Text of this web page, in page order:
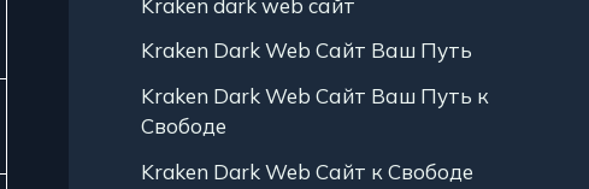
Kraken Dark Web Сайт Ваш Путь
Kraken Dark Web Сайт Ваш Путь к
Свободе
Kraken Dark Web Сайт к Свободе